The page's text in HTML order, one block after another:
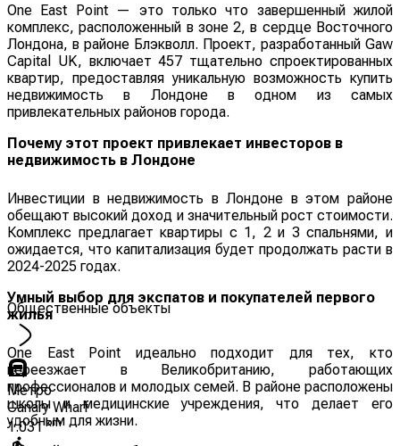
One East Point — это только что завершенный жилой
комплекс, расположенный в зоне 2, в сердце Восточного
Лондона, в районе Блэкволл. Проект, разработанный Gaw
Capital UK, включает 457 тщательно спроектированных
квартир, предоставляя уникальную возможность купить
недвижимость в Лондоне в одном из самых
привлекательных районов города.
Почему этот проект привлекает инвесторов в
недвижимость в Лондоне
Инвестиции в недвижимость в Лондоне в этом районе
обещают высокий доход и значительный рост стоимости.
Комплекс предлагает квартиры с 1, 2 и 3 спальнями, и
ожидается, что капитализация будет продолжать расти в
2024-2025 годах.
Умный выбор для экспатов и покупателей первого
жилья
One East Point идеально подходит для тех, кто
переезжает в Великобританию, работающих
профессионалов и молодых семей. В районе расположены
школы и медицинские учреждения, что делает его
удобным для жизни.
Общественные объекты
Метро
Canary Wharf
1.031km